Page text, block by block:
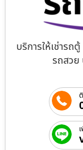
บริการให้เช่าร
รถสวย